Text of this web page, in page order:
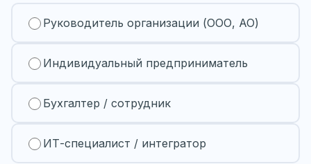
Руководитель организации (ООО, АО)
Индивидуальный предприниматель
Бухгалтер / сотрудник
ИТ-специалист / интегратор